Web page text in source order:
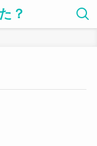
？